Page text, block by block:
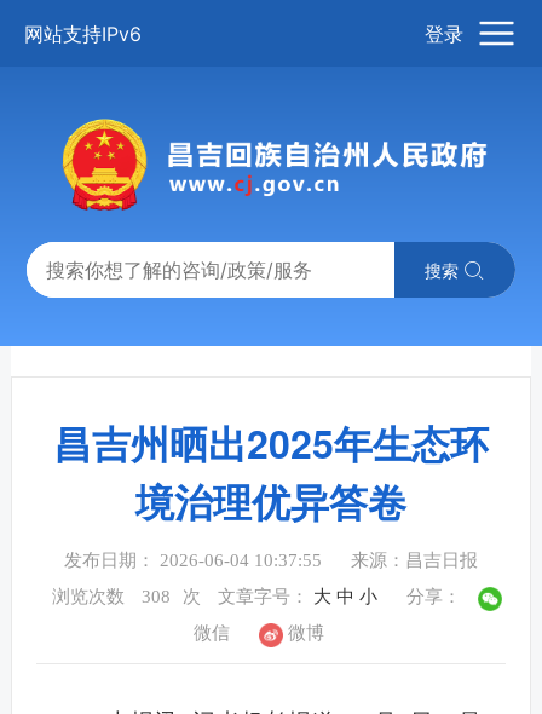
网站支持IPv6 登录
搜索
昌吉州晒出2025年生态环
境治理优异答卷
发布日期： 2026-06-04 10:37:55
来源：昌吉日报
浏览次数
308 次 文章字号： 大 中 小
分享：
微信
微博